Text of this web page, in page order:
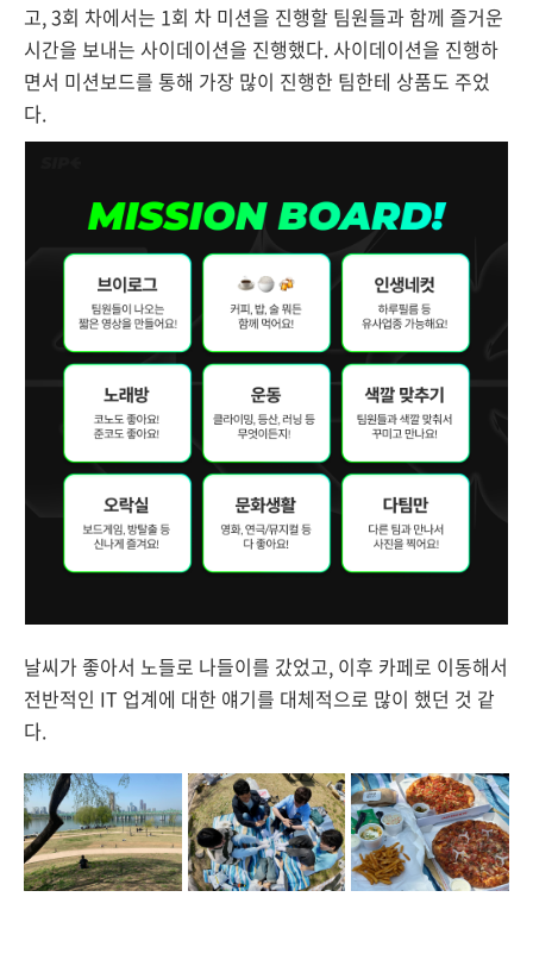
고, 3회 차에서는 1회 차 미션을 진행할 팀원들과 함께 즐거운
시간을 보내는 사이데이션을 진행했다. 사이데이션을 진행하
면서 미션보드를 통해 가장 많이 진행한 팀한테 상품도 주었
다.
날씨가 좋아서 노들로 나들이를 갔었고, 이후 카페로 이동해서
전반적인 IT 업계에 대한 얘기를 대체적으로 많이 했던 것 같
다.